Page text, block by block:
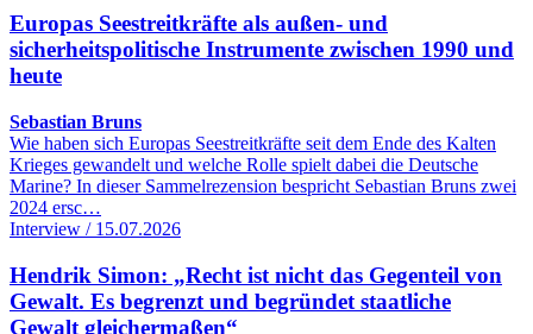
Europas Seestreitkräfte als außen- und
sicherheitspolitische Instrumente zwischen 1990 und
heute
Sebastian Bruns
Wie haben sich Europas Seestreitkräfte seit dem Ende des Kalten
Krieges gewandelt und welche Rolle spielt dabei die Deutsche
Marine? In dieser Sammelrezension bespricht Sebastian Bruns zwei
2024 ersc…
Interview / 15.07.2026
Hendrik Simon: „Recht ist nicht das Gegenteil von
Gewalt. Es begrenzt und begründet staatliche
Gewalt gleichermaßen“